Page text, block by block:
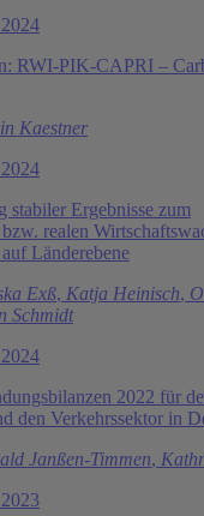
RWI-PIK-CAPRI –
Kaestner
stabiler Ergebnisse zum
realen
Länderebene
Exß, Katja Heinisch,
Schmidt
2022 für
den Verkehrssektor in
Janßen-Timmen,